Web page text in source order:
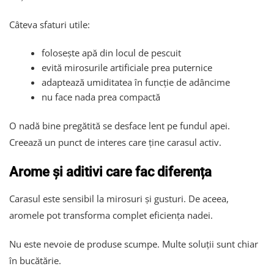
Câteva sfaturi utile:
folosește apă din locul de pescuit
evită mirosurile artificiale prea puternice
adaptează umiditatea în funcție de adâncime
nu face nada prea compactă
O nadă bine pregătită se desface lent pe fundul apei.
Creează un punct de interes care ține carasul activ.
Arome și aditivi care fac diferența
Carasul este sensibil la mirosuri și gusturi. De aceea,
aromele pot transforma complet eficiența nadei.
Nu este nevoie de produse scumpe. Multe soluții sunt chiar
în bucătărie.